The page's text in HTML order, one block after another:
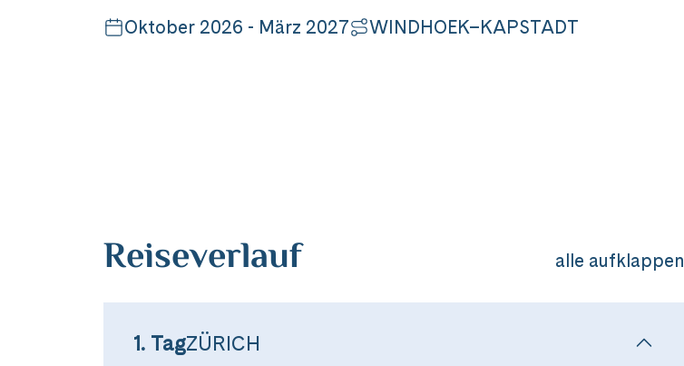
Oktober 2026 - März 2027 WINDHOEK–KAPSTADT
Reiseverlauf alle aufklappen
1. TagZÜRICH